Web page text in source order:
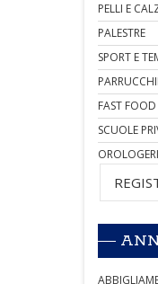
PELLI E
PALESTRE
SPORT E
FAST FOOD
SCUOLE